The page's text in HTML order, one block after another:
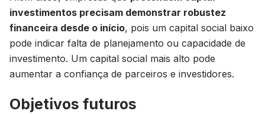
investimentos precisam demonstrar robustez
financeira desde o início, pois um capital social baixo
pode indicar falta de planejamento ou capacidade de
investimento. Um capital social mais alto pode
aumentar a confiança de parceiros e investidores.
Objetivos futuros